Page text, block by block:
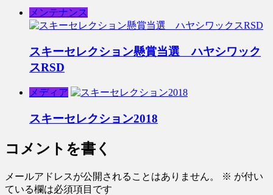
メンテナンス
スキーセレクション懸賞当選 ハヤシワック
スRSD
メディア
スキーセレクション2018
コメントを書く
メールアドレスが公開されることはありません。 ※ が付い
ている欄は必須項目です